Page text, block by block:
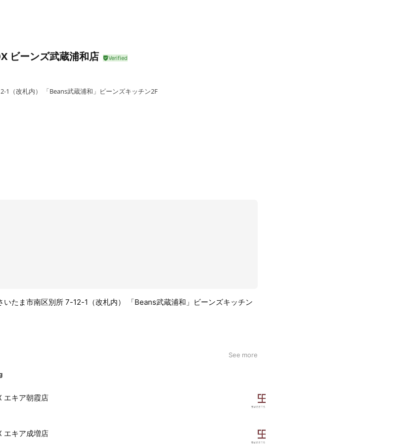
ビーンズ武蔵浦和店
1（改札内） 「Beans武蔵浦和」ビーンズキッチン2F
たま市南区別所 7-12-1（改札内） 「Beans武蔵浦和」ビーンズキッチン
See more
エキア朝霞店
エキア成増店